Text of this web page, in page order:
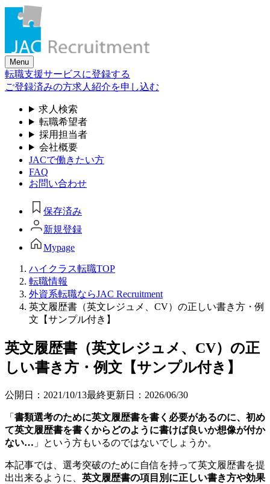
Skip
content
Menu
転職支援サービスに登録する
ご登録済みの方求人紹介を申し込む
求人検索
転職希望者
採用担当者
会社概要
JACで働きたい方
FAQ
お問い合わせ
保存済み
新規登録
Mypage
ハイクラス転職TOP
転職情報
外資系転職ならJAC Recruitment
英文履歴書（英文レジュメ、CV）の正しい書き方・例
文【サンプル付き】
英文履歴書（英文レジュメ、CV）の正
しい書き方・例文【サンプル付き】
公開日： 2021/10/13最終更新日： 2026/06/30
「 書類選考のために英文履歴書を書く必要があるのに、初め
て英文履歴書を書くからどのように書けば良いか想像が付か
ない… 」という方もいるのではないでしょうか。
本記事では、選考突破のために自信を持って英文履歴書を提
出出来るように、 英文履歴書の項目別に正しい書き方や効果